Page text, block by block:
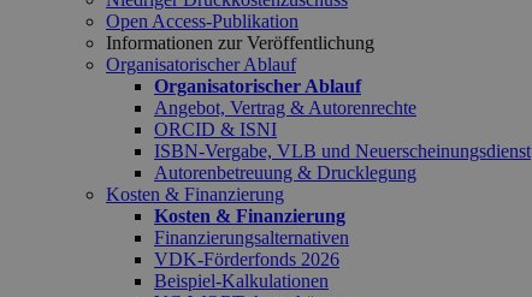
Open Access-Publikation
Informationen zur Veröffentlichung
Organisatorischer Ablauf
Organisatorischer Ablauf
Angebot, Vertrag & Autorenrechte
ORCID & ISNI
ISBN-Vergabe, VLB und Neuerscheinungsdienst
Autorenbetreuung & Drucklegung
Kosten & Finanzierung
Kosten & Finanzierung
Finanzierungsalternativen
VDK-Förderfonds 2026
Beispiel-Kalkulationen